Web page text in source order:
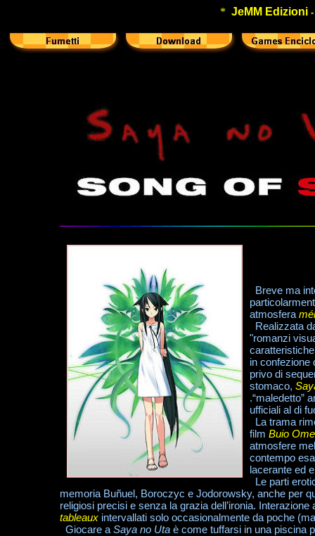
* JeMM Edizioni
Breve ma
atmosfera
Realizzata
"romanzi
in confezione
privo di
stomaco,
.“maledetto”
ufficiali al di
La trama
film Buio
atmosfere
contempo
lacerante ed
Le parti
memoria Buñuel, Boroczyc e Jodorowsky, anche per
religiosi precisi e senza la grazia dell’ironia.
tableaux intervallati solo occasionalmente da poche
Giocare a Saya no Uta è come tuffarsi in una piscina